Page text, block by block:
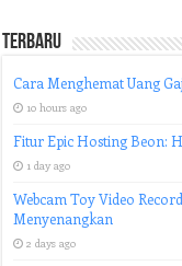
Terbaru
Cara Menghemat Uang
10 hours ago
Fitur Epic Hosting Beon:
1 day ago
Webcam Toy Video
Menyenangkan
2 days ago